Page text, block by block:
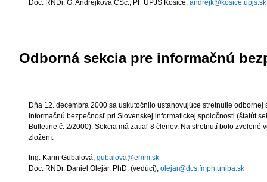
Doc. RNDr. G. Andrejková CSc., PF UPJŠ Košice, andrejk@kosice.upjs.sk
Odborná sekcia pre informačnú
Dňa 12. decembra 2000 sa uskutočnilo ustanovujúce stretnutie odbornej
informačnú bezpečnosť pri Slovenskej informatickej spoločnosti (štatút
Bulletine č. 2/2000). Sekcia má zatiaľ 8 členov. Na stretnutí bolo zvolené
zložení:
Ing. Karin Gubalová, gubalova@emm.sk
Doc. RNDr. Daniel Olejár, PhD. (vedúci), olejar@dcs.fmph.uniba.sk